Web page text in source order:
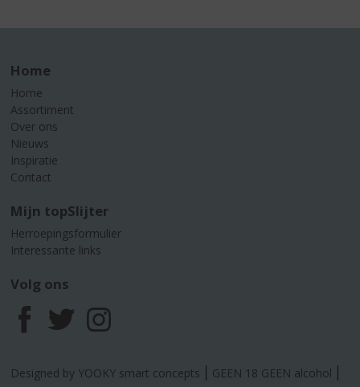
Home
Home
Assortiment
Over ons
Nieuws
Inspiratie
Contact
Mijn topSlijter
Herroepingsformulier
Interessante links
Volg ons
F
a
T
w
I
n
Designed by YOOKY smart concepts GEEN 18 GEEN alcohol